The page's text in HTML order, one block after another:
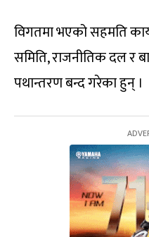
विगतमा भएको सहमति
समिति, राजनीतिक दल र
पथान्तरण बन्द गरेका हुन् ।